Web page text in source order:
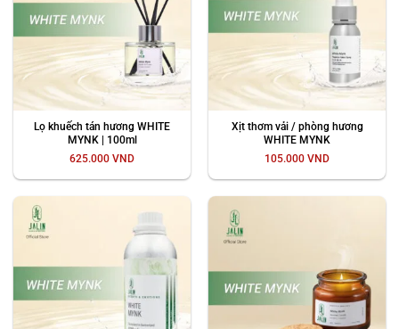
Lọ khuếch tán hương WHITE
MYNK | 100ml
625.000 VND
Xịt thơm vải / phòng hương
WHITE MYNK
105.000 VND